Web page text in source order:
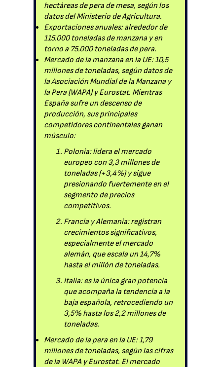
hectáreas de pera de mesa, según los
datos del Ministerio de Agricultura.
Exportaciones anuales: alrededor de
115.000 toneladas de manzana y en
torno a 75.000 toneladas de pera.
Mercado de la manzana en la UE: 10,5
millones de toneladas, según datos de
la Asociación Mundial de la Manzana y
la Pera (WAPA) y Eurostat. Mientras
España sufre un descenso de
producción, sus principales
competidores continentales ganan
músculo:
Polonia: lidera el mercado
europeo con 3,3 millones de
toneladas (+3,4%) y sigue
presionando fuertemente en el
segmento de precios
competitivos.
Francia y Alemania: registran
crecimientos significativos,
especialmente el mercado
alemán, que escala un 14,7%
hasta el millón de toneladas.
Italia: es la única gran potencia
que acompaña la tendencia a la
baja española, retrocediendo un
3,5% hasta los 2,2 millones de
toneladas.
Mercado de la pera en la UE: 1,79
millones de toneladas, según las cifras
de la WAPA y Eurostat. El mercado